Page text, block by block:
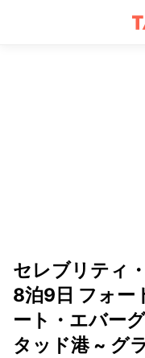
セレブリティ
8泊9日 フォー
ート・エバー
タッド港 ~ グ